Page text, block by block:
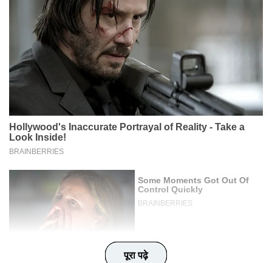
पूरा पढ़े
पूरा पढ़े
पूरा पढ़े
पूरा पढ़े
पूरा पढ़े